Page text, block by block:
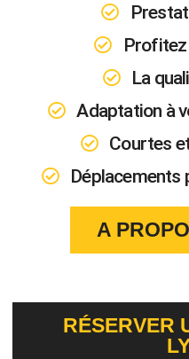
La
Adaptation à
Courtes
Déplacements
A
RÉSERVER